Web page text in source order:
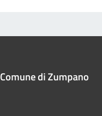
Comune di Zumpano